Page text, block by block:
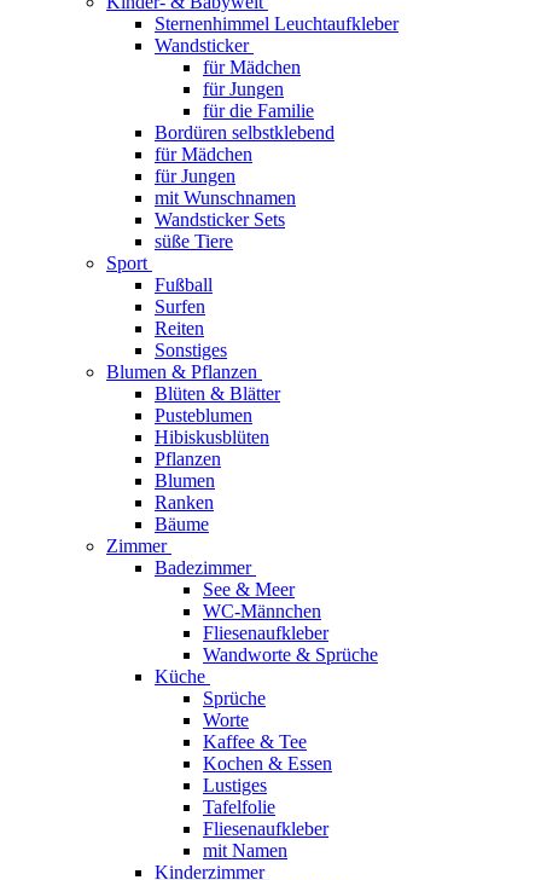
Sternenhimmel Leuchtaufkleber
Wandsticker
für Mädchen
für Jungen
für die Familie
Bordüren selbstklebend
für Mädchen
für Jungen
mit Wunschnamen
Wandsticker Sets
süße Tiere
Sport
Fußball
Surfen
Reiten
Sonstiges
Blumen & Pflanzen
Blüten & Blätter
Pusteblumen
Hibiskusblüten
Pflanzen
Blumen
Ranken
Bäume
Zimmer
Badezimmer
See & Meer
WC-Männchen
Fliesenaufkleber
Wandworte & Sprüche
Küche
Sprüche
Worte
Kaffee & Tee
Kochen & Essen
Lustiges
Tafelfolie
Fliesenaufkleber
mit Namen
Kinderzimmer